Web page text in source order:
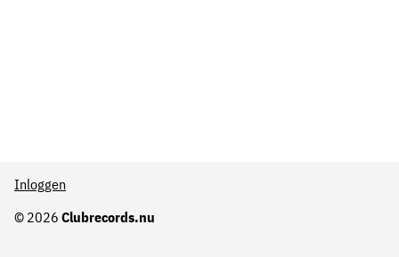
© 2026 Clubrecords.nu
Inloggen